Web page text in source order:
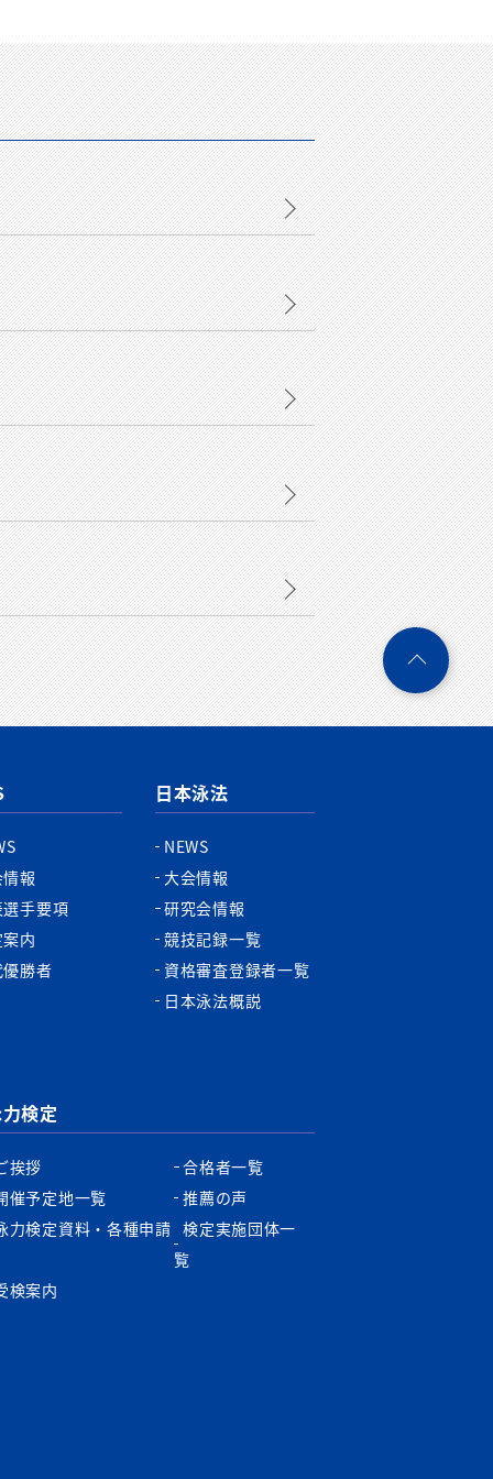
報
手要項
内
勝者
日本泳法
NEWS
大会情報
研究会情報
競技記録一覧
資格審査登録者一覧
日本泳法概説
検定
挨拶
催予定地一覧
力検定資料・各種申請
検案内
合格者一覧
推薦の声
検定実施団体一
覧